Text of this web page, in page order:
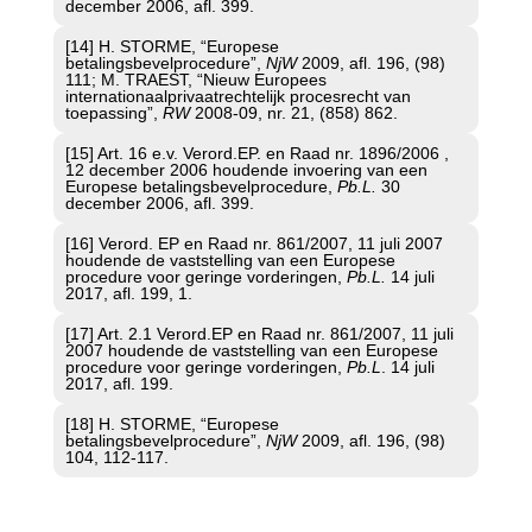
december 2006, afl. 399.
[14] H. STORME, “Europese
betalingsbevelprocedure”, NjW2009, afl. 196, (98)
111; M. TRAEST, “Nieuw Europees
internationaalprivaatrechtelijk procesrecht van
toepassing”, RW2008-09, nr. 21, (858) 862.
[15] Art. 16 e.v. Verord.EP. en Raad nr. 1896/2006 ,
12 december 2006 houdende invoering van een
Europese betalingsbevelprocedure, Pb.L. 30
december 2006, afl. 399.
[16] Verord. EP en Raad nr. 861/2007, 11 juli 2007
houdende de vaststelling van een Europese
procedure voor geringe vorderingen, Pb.L. 14 juli
2017, afl. 199, 1.
[17] Art. 2.1 Verord.EP en Raad nr. 861/2007, 11 juli
2007 houdende de vaststelling van een Europese
procedure voor geringe vorderingen, Pb.L. 14 juli
2017, afl. 199.
[18] H. STORME, “Europese
betalingsbevelprocedure”, NjW2009, afl. 196, (98)
104, 112-117.